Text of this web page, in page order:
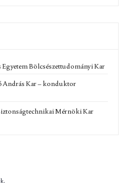
Bölcsészettudományi Kar
András Kar – konduktor
Mérnöki Kar